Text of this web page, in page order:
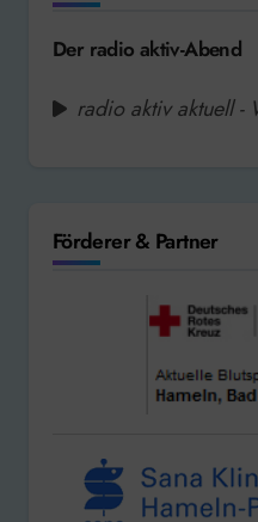
Der radio aktiv-Abend
radio aktiv aktuell -
Förderer & Partner